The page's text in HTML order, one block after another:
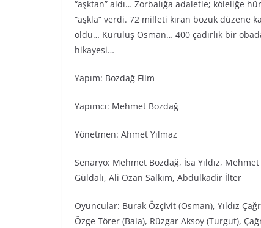
“aşktan” aldı… Zorbalığa adaletle; köleliğe
“aşkla” verdi. 72 milleti kıran bozuk düzene
oldu… Kuruluş Osman… 400 çadırlık bir
hikayesi…
Yapım: Bozdağ Film
Yapımcı: Mehmet Bozdağ
Yönetmen: Ahmet Yılmaz
Senaryo: Mehmet Bozdağ, İsa Yıldız,
Güldalı, Ali Ozan Salkım, Abdulkadir İlter
Oyuncular: Burak Özçivit (Osman), Yıldız
Özge Törer (Bala), Rüzgar Aksoy (Turgut),